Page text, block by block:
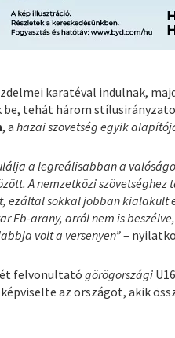
karatéval indulnak,
be, tehát három
, ahazai szövetség egyik
a legreálisabban a
A nemzetközi
ezáltal sokkal jobban kialakult
Eb-arany, arról nem is
volt a versenyen”–
felvonultatógörögországi
az országot, akik